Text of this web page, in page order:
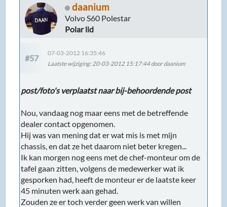
daanium
Volvo S60 Polestar
Polar lid
#57
07-03-2012 16:35:46
Laatste wijziging: 20-03-2012 15:17:44 door daanium
post/foto's verplaatst naar bij-behoordende post
Nou, vandaag nog maar eens met de betreffende
dealer contact opgenomen.
Hij was van mening dat er wat mis is met mijn
chassis, en dat ze het daarom niet beter kregen...
Ik kan morgen nog eens met de chef-monteur om de
tafel gaan zitten, volgens de medewerker wat ik
gesporken had, heeft de monteur er de laatste keer
45 minuten werk aan gehad.
Zouden ze er toch verder geen werk van willen